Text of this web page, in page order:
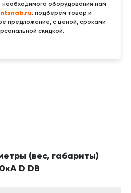
оборудования нам
: подберём товар и
предложение, с ценой, сроками
скидкой.
(вес, габариты)
D DB